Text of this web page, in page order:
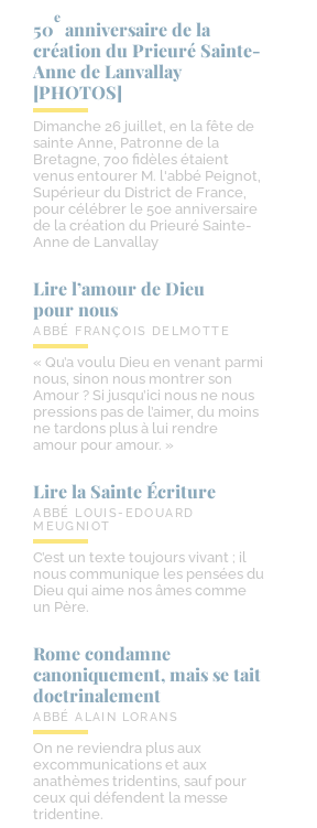
50
e
anniversaire de la
création du Prieuré Sainte-​
Anne de Lanvallay
[PHOTOS]
Dimanche 26 juillet, en la fête de
sainte Anne, Patronne de la
Bretagne, 700 fidèles étaient
venus entourer M. l'abbé Peignot,
Supérieur du District de France,
pour célébrer le 50e anniversaire
de la création du Prieuré Sainte-
Anne de Lanvallay
Lire l’amour de Dieu
pour nous
ABBÉ FRANÇOIS DELMOTTE
« Qu’a voulu Dieu en venant parmi
nous, sinon nous montrer son
Amour ? Si jusqu’ici nous ne nous
pressions pas de l’aimer, du moins
ne tardons plus à lui rendre
amour pour amour. »
Lire la Sainte Écriture
ABBÉ LOUIS-EDOUARD
MEUGNIOT
C’est un texte toujours vivant ; il
nous communique les pensées du
Dieu qui aime nos âmes comme
un Père.
Rome condamne
canoniquement, mais se tait
doctrinalement
ABBÉ ALAIN LORANS
On ne reviendra plus aux
excommunications et aux
anathèmes tridentins, sauf pour
ceux qui défendent la messe
tridentine.